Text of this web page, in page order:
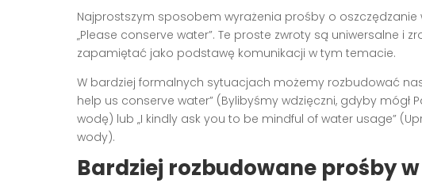
Najprostszym sposobem wyrażenia prośby o oszczędzanie
„Please conserve water”. Te proste zwroty są uniwersalne i
zapamiętać jako podstawę komunikacji w tym temacie.
W bardziej formalnych sytuacjach możemy rozbudować
help us conserve water” (Bylibyśmy wdzięczni, gdyby
wodę) lub „I kindly ask you to be mindful of water usage”
wody).
Bardziej rozbudowane prośby